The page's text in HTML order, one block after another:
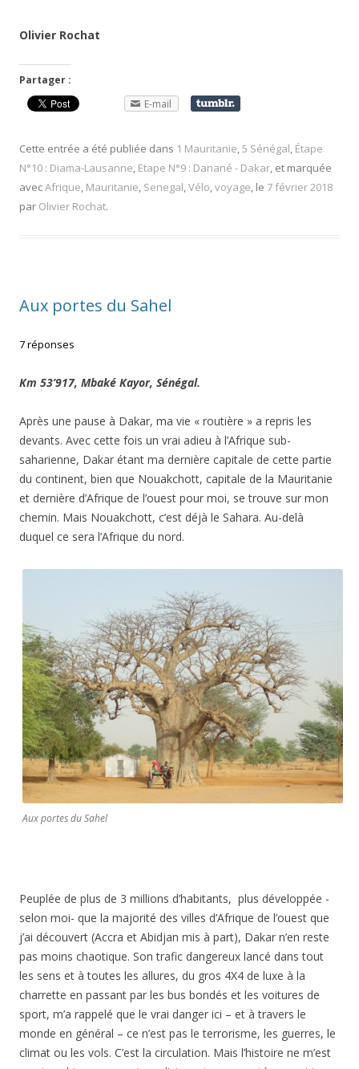
Olivier Rochat
Partager :
E-mail
Cette entrée a été publiée dans 1 Mauritanie,5 Sénégal, Étape
N°10 : Diama-Lausanne, Etape N°9 : Danané - Dakar, et marquée
avecAfrique, Mauritanie, Senegal,Vélo,voyage, le 7 février 2018
par Olivier Rochat.
Aux portes du Sahel
7 réponses
Km 53’917, Mbaké Kayor, Sénégal.
Après une pause à Dakar, ma vie « routière » a repris les
devants. Avec cette fois un vrai adieu à l’Afrique sub-
saharienne, Dakar étant ma dernière capitale de cette partie
du continent, bien que Nouakchott, capitale de la Mauritanie
et dernière d’Afrique de l’ouest pour moi, se trouve sur mon
chemin. Mais Nouakchott, c’est déjà le Sahara. Au-delà
duquel ce sera l’Afrique du nord.
Aux portes du Sahel
Peuplée de plus de 3 millions d’habitants, plus développée -
selon moi- que la majorité des villes d’Afrique de l’ouest que
j’ai découvert (Accra et Abidjan mis à part), Dakar n’en reste
pas moins chaotique. Son trafic dangereux lancé dans tout
les sens et à toutes les allures, du gros 4X4 de luxe à la
charrette en passant par les bus bondés et les voitures de
sport, m’a rappelé que le vrai danger ici – et à travers le
monde en général – ce n’est pas le terrorisme, les guerres, le
climat ou les vols. C’est la circulation. Mais l’histoire ne m’est